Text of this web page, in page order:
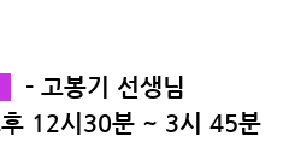
- 고봉기 선생님
12시30분 ~ 3시 45분